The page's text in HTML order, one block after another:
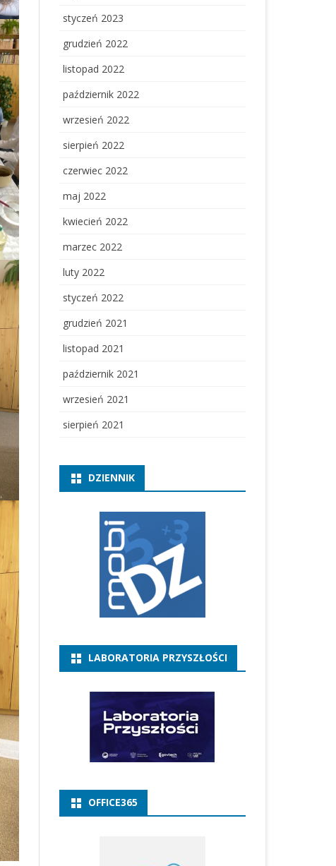
styczeń 2023
grudzień 2022
listopad 2022
październik 2022
wrzesień 2022
sierpień 2022
czerwiec 2022
maj 2022
kwiecień 2022
marzec 2022
luty 2022
styczeń 2022
grudzień 2021
listopad 2021
październik 2021
wrzesień 2021
sierpień 2021
DZIENNIK
LABORATORIA PRZYSZŁOŚCI
OFFICE365